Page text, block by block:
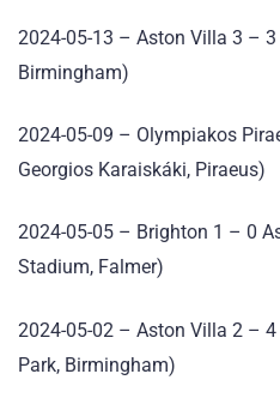
2024-05-13 – Aston Villa 3 –
Birmingham)
2024-05-09 – Olympiakos
Georgios Karaiskáki, Piraeus)
2024-05-05 – Brighton 1 – 0
Stadium, Falmer)
2024-05-02 – Aston Villa 2 –
Park, Birmingham)